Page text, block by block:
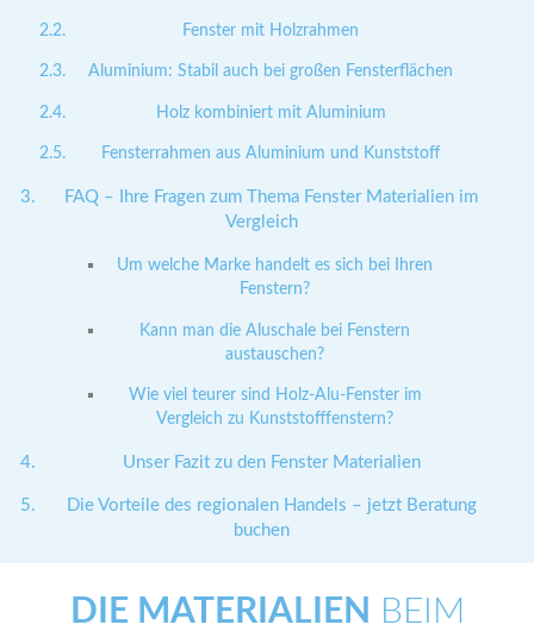
Fenster mit Holzrahmen
Aluminium: Stabil auch bei großen Fensterflächen
Holz kombiniert mit Aluminium
Fensterrahmen aus Aluminium und Kunststoff
FAQ – Ihre Fragen zum Thema Fenster Materialien im
Vergleich
Um welche Marke handelt es sich bei Ihren
Fenstern?
Kann man die Aluschale bei Fenstern
austauschen?
Wie viel teurer sind Holz-Alu-Fenster im
Vergleich zu Kunststofffenstern?
Unser Fazit zu den Fenster Materialien
Die Vorteile des regionalen Handels – jetzt Beratung
buchen
DIE MATERIALIEN BEIM